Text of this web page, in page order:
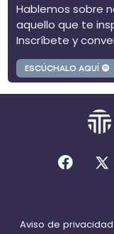
Hablemos sobre
aquello que te
Inscríbete y
ESCÚCHALO AQUÍ
Aviso de privacidad